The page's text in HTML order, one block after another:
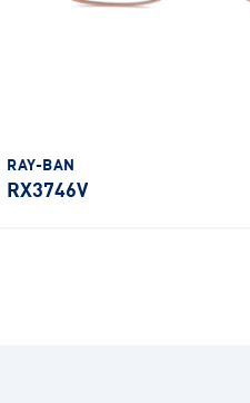
RAY-BAN
RX3746V